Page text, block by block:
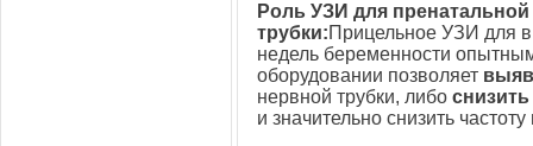
Роль УЗИ для
трубки:Прицельное УЗИ для
недель беременности
оборудовании позволяет
нервной трубки, либо снизить
и значительно снизить